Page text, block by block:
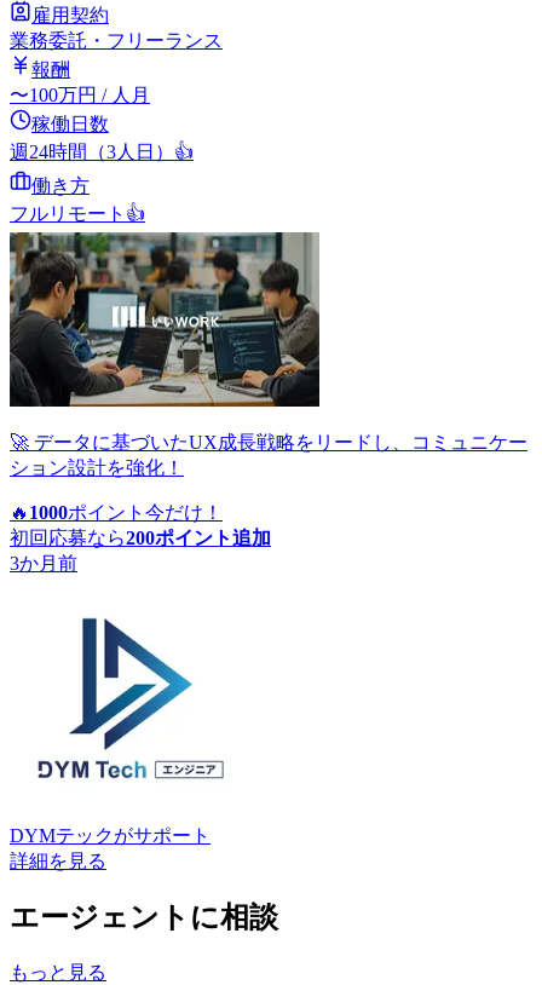
雇用契約
業務委託・フリーランス
報酬
〜100万円 / 人月
稼働日数
週24時間（3人日） 👍
働き方
フルリモート 👍
🚀 データに基づいたUX成長戦略をリードし、コミュニケー
ション設計を強化！
🔥 1000ポイント 今だけ！
初回応募なら200ポイント追加
3か月前
DYMテックがサポート
詳細を見る
エージェントに相談
もっと見る